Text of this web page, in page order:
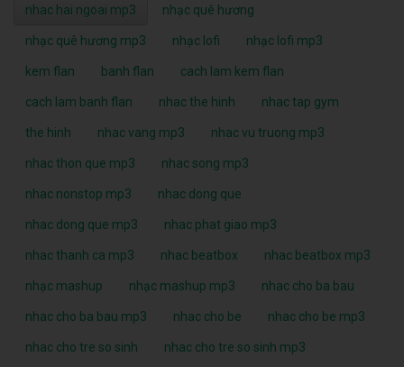
nhac hai ngoai mp3 nhạc quê hương
nhạc quê hương mp3 nhạc lofi nhạc lofi mp3
kem flan banh flan cach lam kem flan
cach lam banh flan nhac the hinh nhac tap gym
the hinh nhac vang mp3 nhac vu truong mp3
nhac thon que mp3 nhac song mp3
nhac nonstop mp3 nhac dong que
nhac dong que mp3 nhac phat giao mp3
nhac thanh ca mp3 nhac beatbox nhac beatbox mp3
nhạc mashup nhạc mashup mp3 nhac cho ba bau
nhac cho ba bau mp3 nhac cho be nhac cho be mp3
nhac cho tre so sinh nhac cho tre so sinh mp3